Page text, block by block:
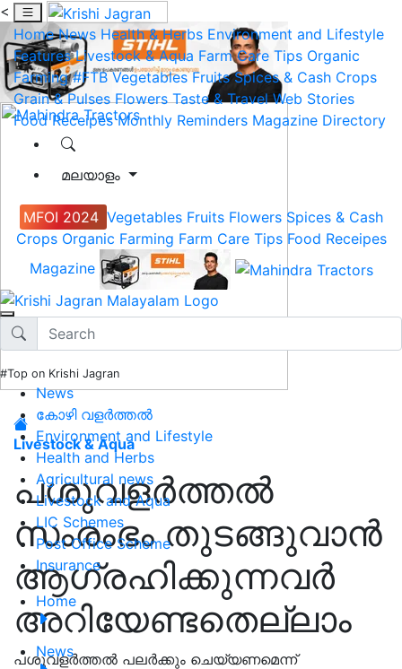
<
Home News Health & Herbs Environment and Lifestyle
Features Livestock & Aqua Farm Care Tips Organic
Farming #FTB Vegetables Fruits Spices & Cash Crops
Grain & Pulses Flowers Taste & Travel Web Stories
Food Receipes Monthly Reminders Magazine Directory
മലയാളം
MFOI 2024 Vegetables Fruits Flowers Spices & Cash
Crops Organic Farming Farm Care Tips Food Receipes
Magazine
#Top on Krishi Jagran
News
കോഴി വളർത്തൽ
Environment and Lifestyle
Health and Herbs
Agricultural news
Livestock and Aqua
LIC Schemes
Post Office Scheme
Insurance
Home
News
Livestock & Aqua
പശുവളര്‍ത്തല്‍
സംരംഭം തുടങ്ങുവാൻ
ആഗ്രഹിക്കുന്നവർ
അറിയേണ്ടതെല്ലാം
പശുവളർത്തൽ പലര്‍ക്കും ചെയ്യണമെന്ന്